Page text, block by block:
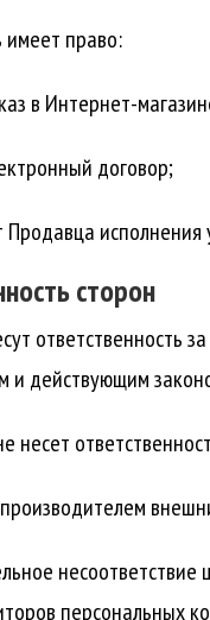
имеет право:
в Интернет-
договор;
Продавца
сторон
ответственность
и действующим
несет
персональных